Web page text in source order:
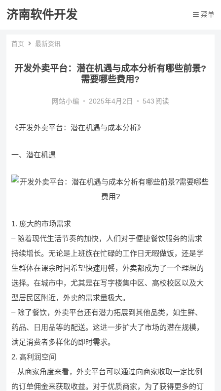
济南软件开发 菜单
首页 最新资讯
开发外卖平台：潜在机遇与成本分析有哪些前景?
需要哪些费用?
网站小编 • 2025年4月2日 • 543 阅读
《开发外卖平台：潜在机遇与成本分析》
一、潜在机遇
1. 庞大的市场需求
– 随着现代生活节奏的加快，人们对于便捷餐饮服务的需求
持续增长。无论是上班族在忙碌的工作日无暇做饭，还是学
生群体在课余时间希望快速用餐，外卖都成为了一个理想的
选择。在城市中，尤其是在写字楼集中区、高校校区以及大
型居民区附近，外卖的需求量极大。
– 除了餐饮，外卖平台还有潜力拓展到其他品类，如生鲜、
药品、日用品等的配送。这进一步扩大了市场的潜在规模，
满足消费者多样化的即时需求。
2. 高利润空间
– 从商家角度来看，外卖平台可以通过向商家收取一定比例
的订单佣金来获取收益。对于优质商家，为了获得更多的订